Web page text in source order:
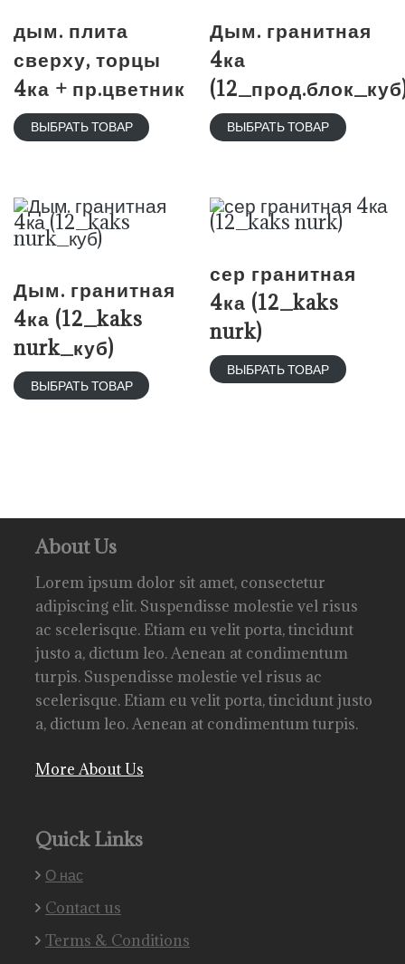
дым. плита
сверху, торцы
4ка + пр.цветник
ВЫБРАТЬ ТОВАР
Дым. гранитная
4ка
ВЫБРАТЬ ТОВАР
Дым. гранитная
4ка (12_kaks
nurk_куб)
ВЫБРАТЬ ТОВАР
сер гранитная
4ка (12_kaks
nurk)
ВЫБРАТЬ ТОВАР
About Us
Lorem ipsum dolor sit amet, consectetur
adipiscing elit. Suspendisse molestie vel risus
ac scelerisque. Etiam eu velit porta, tincidunt
justo a, dictum leo. Aenean at condimentum
turpis. Suspendisse molestie vel risus ac
scelerisque. Etiam eu velit porta, tincidunt justo
a, dictum leo. Aenean at condimentum turpis.
More About Us
Quick Links
О нас
Contact us
Terms & Conditions